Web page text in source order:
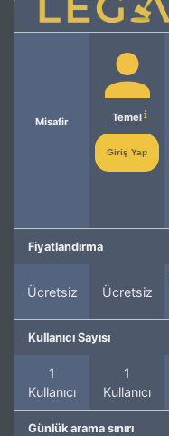
Misafir Temel
Giriş Yap
Fiyatlandırma
Ücretsiz Ücretsiz
Kullanıcı Sayısı
1
Kullanıcı
1
Kullanıcı
Günlük arama sınırı